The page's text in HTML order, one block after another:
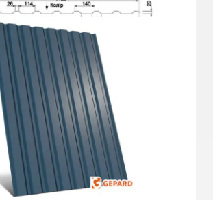
ГП-20СО Plus
Докладніше